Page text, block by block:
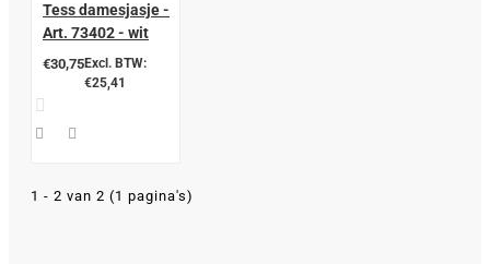
Tess damesjasje -
Art. 73402 - wit
€30,75Excl. BTW:
€25,41
1 - 2 van 2 (1 pagina's)